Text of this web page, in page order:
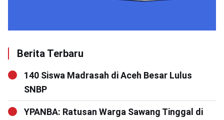
Berita Terbaru
140 Siswa Madrasah di Aceh Besar Lulus
SNBP
YPANBA: Ratusan Warga Sawang Tinggal di